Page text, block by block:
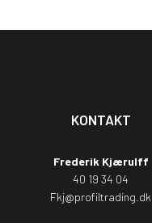
KONTAKT
Frederik Kjærulff
40 19 34 04
Fkj@profiltrading.dk